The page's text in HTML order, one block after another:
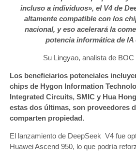
incluso a individuos», el V4 de
altamente compatible con los
nacional, y eso acelerará la
potencia informática de IA
Su Lingyao, analista de BOC
Los beneficiarios potenciales
chips de Hygon Information
Integrated Circuits, SMIC y Hua
estas dos últimas, son proveedores
comparten propiedad.
El lanzamiento de DeepSeek V4 fue
Huawei Ascend 950, lo que podría